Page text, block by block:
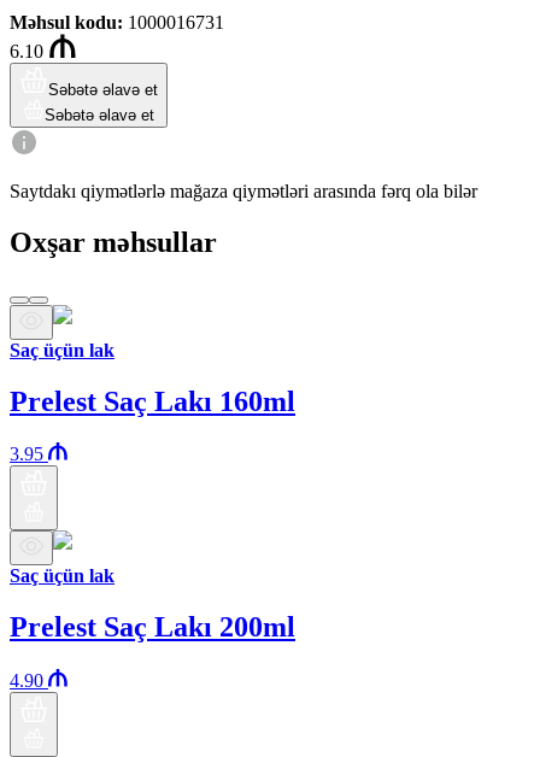
Məhsul kodu: 1000016731
6.10
Səbətə əlavə et
Səbətə əlavə et
Saytdakı qiymətlərlə mağaza qiymətləri arasında fərq ola bilər
Oxşar məhsullar
Saç üçün lak
Prelest Saç Lakı 160ml
3.95
Saç üçün lak
Prelest Saç Lakı 200ml
4.90